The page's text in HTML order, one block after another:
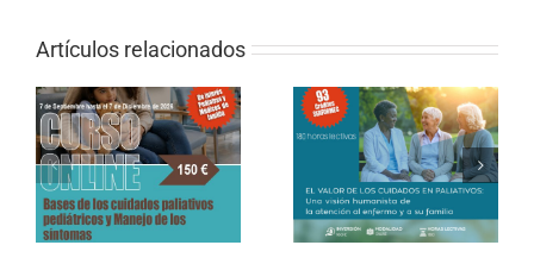
Artículos relacionados
CURSO ONLINE DE
PALIATIVOS SIN
FRONTERAS «EL
VALOR DE LOS
CUIDADOS EN
PALIATIVOS»
CURSO ONLINE (SEMI-
PRESENCIAL) – El valor
de los cuidados en
paliativos